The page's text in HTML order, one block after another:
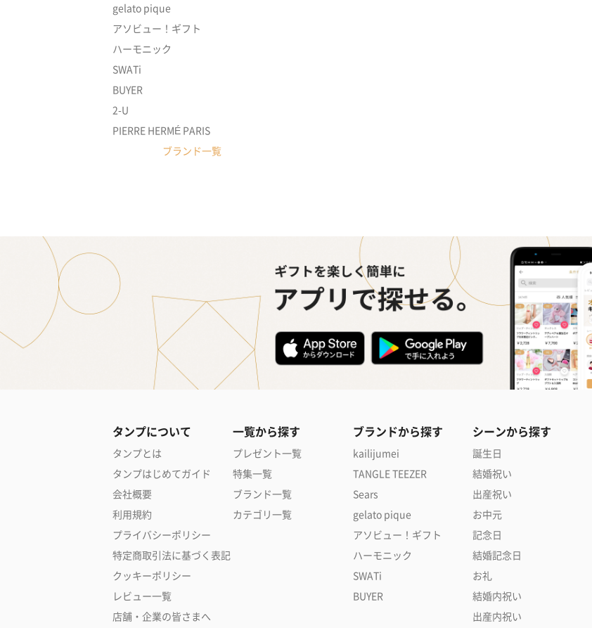
gelato pique
アソビュー！ギフト
ハーモニック
SWATi
BUYER
2-U
PIERRE HERMÉ PARIS
ブランド一覧
タンプについて
タンプとは
タンプはじめてガイド
会社概要
利用規約
プライバシーポリシー
特定商取引法に基づく表記
クッキーポリシー
レビュー一覧
店舗・企業の皆さまへ
一覧から探す
プレゼント一覧
特集一覧
ブランド一覧
カテゴリ一覧
ブランドから探す
kailijumei
TANGLE TEEZER
Sears
gelato pique
アソビュー！ギフト
ハーモニック
SWATi
BUYER
シーンから探す
誕生日
結婚祝い
出産祝い
お中元
記念日
結婚記念日
お礼
結婚内祝い
出産内祝い